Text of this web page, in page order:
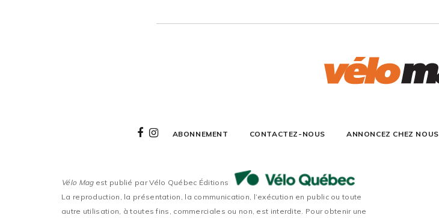
ABONNEMENT CONTACTEZ-NOUS ANNONCEZ CHEZ NOUS
Vélo Magest publié par Vélo Québec Éditions
La reproduction, la présentation, la communication, l’exécution en public ou toute
autre utilisation, à toutes fins, commerciales ou non, est interdite. Pour obtenir une